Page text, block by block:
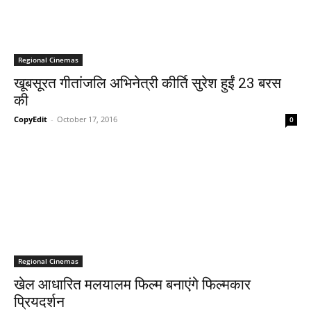
Regional Cinemas
खूबसूरत गीतांजलि अभिनेत्री कीर्ति सुरेश हुईं 23 बरस
की
CopyEdit - October 17, 2016 0
Regional Cinemas
खेल आधारित मलयालम फिल्‍म बनाएंगे फिल्‍मकार
प्रियदर्शन